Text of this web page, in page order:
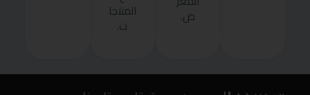
ض. المنتجا
ت.